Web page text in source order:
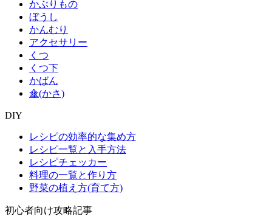
かぶりもの
ぼうし
かんむり
アクセサリー
くつ
くつ下
かばん
傘(かさ)
DIY
レシピの効率的な集め方
レシピ一覧と入手方法
レシピチェッカー
料理の一覧と作り方
野菜の植え方(育て方)
初心者向け攻略記事